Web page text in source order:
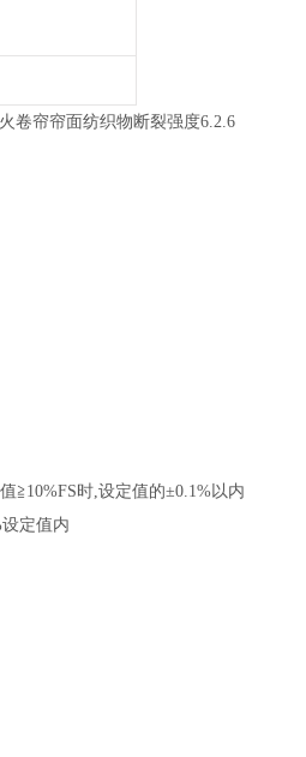
卷帘帘面纺织物断裂强度6.2.6
≧10%FS时,设定值的±0.1%以内
定值内